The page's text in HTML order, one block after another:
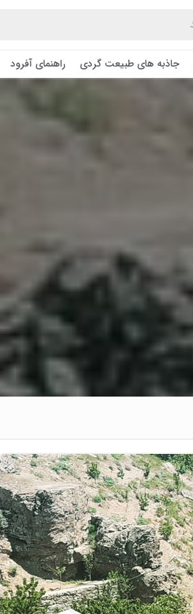
جاذبه های طبیعت گردی راهنمای آفرود